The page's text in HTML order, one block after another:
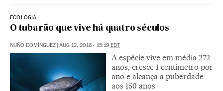
ECOLOGIA
O tubarão que vive há quatro séculos
NUÑO DOMÍNGUEZ | AUG 12, 2016 - 15:19 EDT
A espécie vive em média 272
anos, cresce 1 centímetro por
ano e alcança a puberdade
aos 150 anos